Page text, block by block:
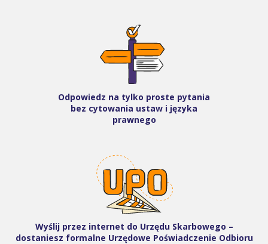
Odpowiedz na tylko proste pytania
bez cytowania ustaw i języka
prawnego
Wyślij przez internet do Urzędu Skarbowego –
dostaniesz formalne Urzędowe Poświadczenie Odbioru